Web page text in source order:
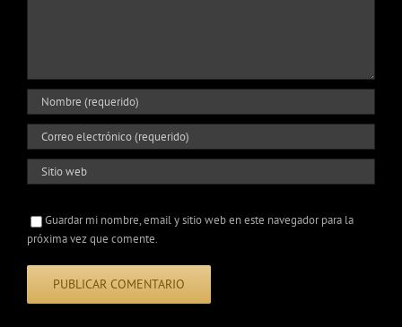
Guardar mi nombre, email y sitio web en este navegador para la
próxima vez que comente.